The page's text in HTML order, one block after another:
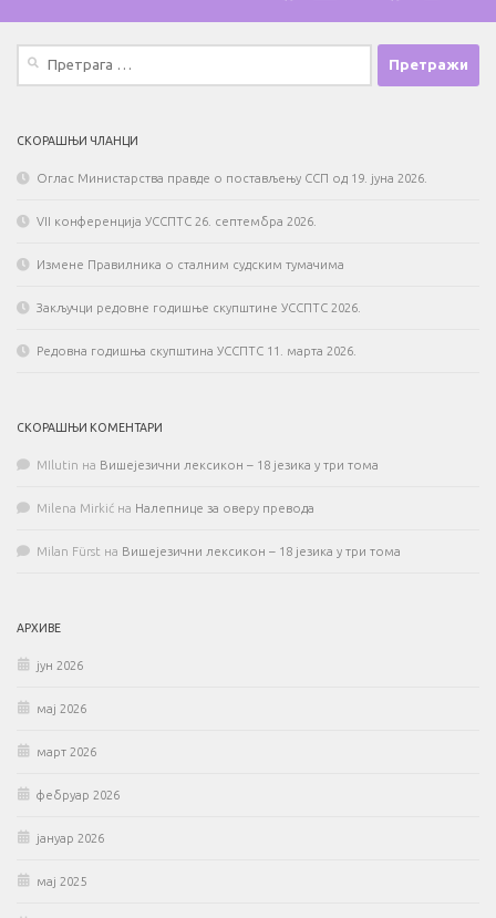
СКОРАШЊИ ЧЛАНЦИ
Оглас Министарства правде о постављењу ССП од 19. јуна 2026.
VII конференција УССПТС 26. септембра 2026.
Измене Правилника о сталним судским тумачима
Закључци редовне годишње скупштине УССПТС 2026.
Редовна годишња скупштина УССПТС 11. марта 2026.
СКОРАШЊИ КОМЕНТАРИ
MIlutin на Вишејезични лексикон – 18 језика у три тома
Milena Mirkić на Налепнице за оверу превода
Milan Fürst на Вишејезични лексикон – 18 језика у три тома
АРХИВЕ
јун 2026
мај 2026
март 2026
фебруар 2026
јануар 2026
мај 2025